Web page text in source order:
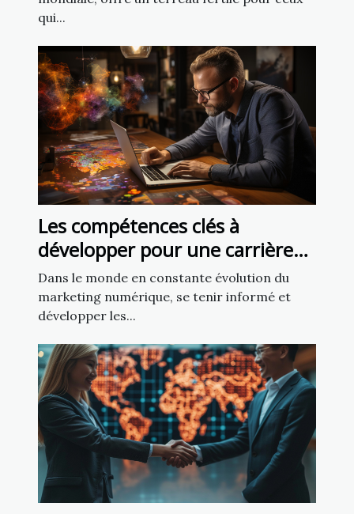
qui...
Les compétences clés à
développer pour une carrière
réussie en marketing
numérique
Dans le monde en constante évolution du
marketing numérique, se tenir informé et
développer les...